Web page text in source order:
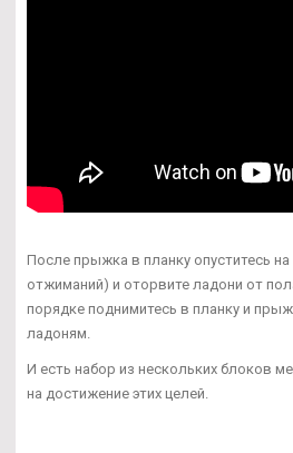
После прыжка в планку опуститесь
отжиманий) и оторвите ладони от
порядке поднимитесь в планку и
ладоням.
И есть набор из нескольких блоков
на достижение этих целей.